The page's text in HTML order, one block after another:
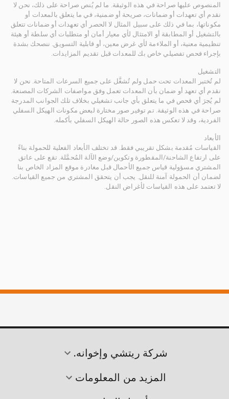
المنصوص عليها صراحة في هذه الوثيقة. ما لم يُنص صراحة على ذلك، نحن لا
نقدم أي تعهدات أو ضمانات، صريحة أو ضمنية، في ما يتعلق بالمعدات أو
مكوناتها، بما في ذلك على سبيل المثال لا الحصر أي تعهدات أو ضمانات تتعلق
بالتشغيل أو المطابقة أو الامتثال لأي معيار أمان أو متطلبات أي سلطة أو هيئة
تنظيمية معنية، أو الملاءمة لأي غرض معين، أو قابلية التسويق. ننصحك بشدة
بإجراء فحص تفصيلي خاص بك للمعدات قبل تقديم المزايدات.
التشغيل
لم تُختبر المعدات تحت حمل ولم تُشغَّل على جميع السرعات المتاحة. نحن لا
نقدم أي تعهد أو ضمان بأن المعدات تعمل وفق مواصفات الشركات المصنعة.
لم يُجرَ أي فحص في ما يتعلق بأي جانب تشغيلي بخلاف تلك الجوانب المدرجة
صراحة في هذه الوثيقة. تم توفير صور مختارة لبعض مكونات الهيكل السفلي
الفردية، وقد لا تعكس هذه الصور حالة الهيكل السفلي بأكمله.
الأبعاد
القياسات مُقدمة بشكل تقريبي فقط. قد تختلف الأبعاد الفعلية للحمولة بناءً
على ارتفاع الشاحنة/المقطورة وتكوين/وضع الآلة المُحمَّلة. تقع على عاتق
المشتري مسؤولية قياس جميع الأحمال قبل مغادرة موقع المزاد الخاص بنا
لضمان أن الحمولة آمنة للنقل. يجب أن يتحقق المشتري من جميع القياسات.
لا تعتمد على هذه القياسات لأغراض النقل.
شركة ريتشي وإخوانه.
المزيد من المعلومات